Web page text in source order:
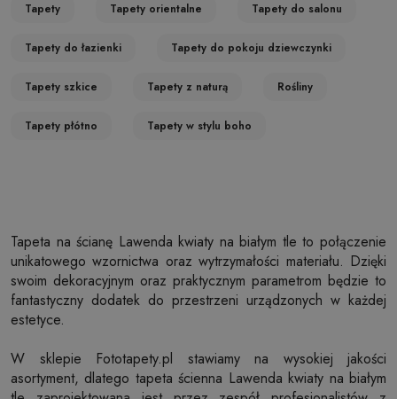
Tapety Tapety orientalne Tapety do salonu
Tapety do łazienki Tapety do pokoju dziewczynki
Tapety szkice Tapety z naturą Rośliny
Tapety płótno Tapety w stylu boho
Tapeta na ścianę Lawenda kwiaty na białym tle to połączenie
unikatowego wzornictwa oraz wytrzymałości materiału. Dzięki
swoim dekoracyjnym oraz praktycznym parametrom będzie to
fantastyczny dodatek do przestrzeni urządzonych w każdej
estetyce.
W sklepie Fototapety.pl stawiamy na wysokiej jakości
asortyment, dlatego tapeta ścienna Lawenda kwiaty na białym